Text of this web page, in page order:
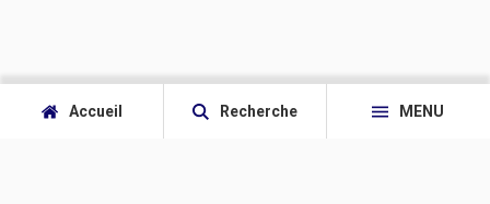
Accueil Recherche MENU